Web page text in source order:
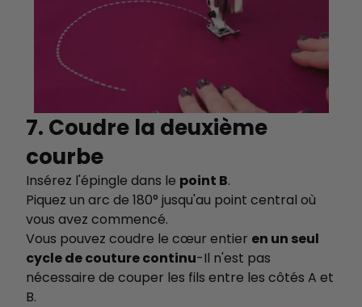
7. Coudre la deuxième
courbe
Insérez l'épingle dans le point B.
Piquez un arc de 180° jusqu'au point central où
vous avez commencé.
Vous pouvez coudre le cœur entier en un seul
cycle de couture continu-Il n'est pas
nécessaire de couper les fils entre les côtés A et
B.